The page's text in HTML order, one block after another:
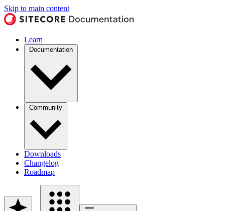
Skip to main content
Learn
Documentation
Community
Downloads
Changelog
Roadmap